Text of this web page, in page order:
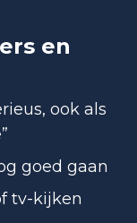
en
ook als
goed gaan
tv-kijken